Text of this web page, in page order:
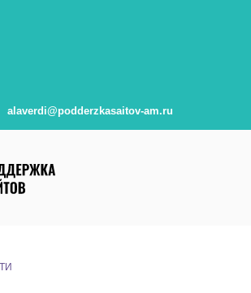
alaverdi@podderzkasaitov-am.ru